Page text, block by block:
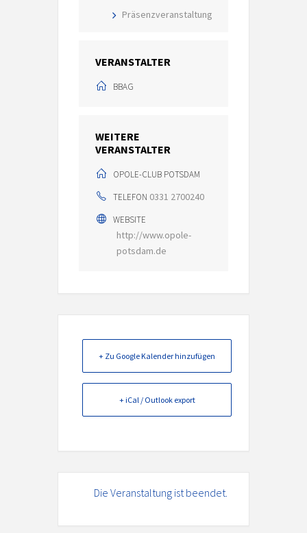
Präsenzveranstaltung
VERANSTALTER
BBAG
WEITERE
VERANSTALTER
OPOLE-CLUB POTSDAM
TELEFON 0331 2700240
WEBSITE
http://www.opole-
potsdam.de
+ Zu Google Kalender hinzufügen
+ iCal / Outlook export
Die Veranstaltung ist beendet.